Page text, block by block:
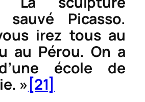
Picasso.
irez tous au
au Pérou. On a
école de
» [21]